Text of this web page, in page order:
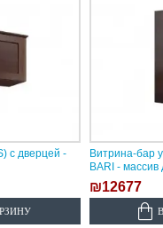
с дверцей -
Витрина-бар
BARI - массив
₪12677